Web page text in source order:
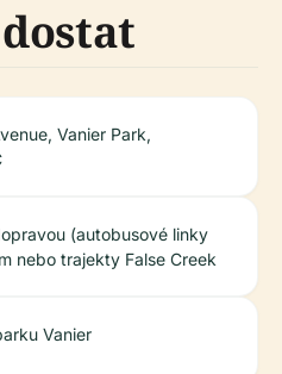
Vanier Park,
(autobusové linky
nebo trajekty False Creek
Vanier